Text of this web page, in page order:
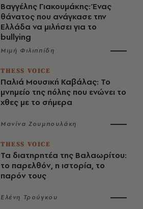
Βαγγέλης Γιακουμάκης: Ένας
θάνατος που ανάγκασε την
Ελλάδα να μιλήσει για το
bullying
Μιμή Φιλιππίδη
THESS VOICE
Παλιά Μουσική Καβάλας: Το
μνημείο της πόλης που ενώνει το
χθες με το σήμερα
Μανίνα Ζουμπουλάκη
THESS VOICE
Τα διατηρητέα της Βαλαωρίτου:
το παρελθόν, η ιστορία, το
παρόν τους
Ελένη Τρούγκου